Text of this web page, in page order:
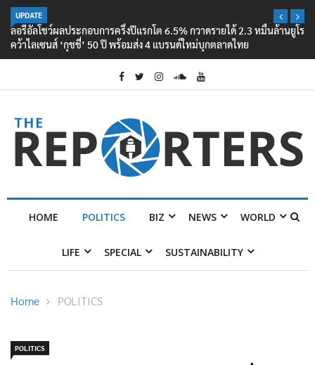
UPDATE
ลอรีอัลโชว์ผลประกอบการครึ่งปีแรกโต 6.5% กวาดรายได้ 2.3 หมื่นล้านยูโร
คว้าไลเซนส์ ‘กุชชี่’ 50 ปี พร้อมส่ง 4 แบรนด์ใหม่บุกตลาดไทย
HOME POLITICS BIZ NEWS WORLD
LIFE SPECIAL SUSTAINABILITY
Home POLITICS
POLITICS